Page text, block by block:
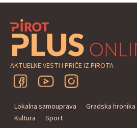
AKTUELNE VESTI I PRIČE IZ PIROTA
Lokalna samouprava Gradska hronika
Kultura
Sport